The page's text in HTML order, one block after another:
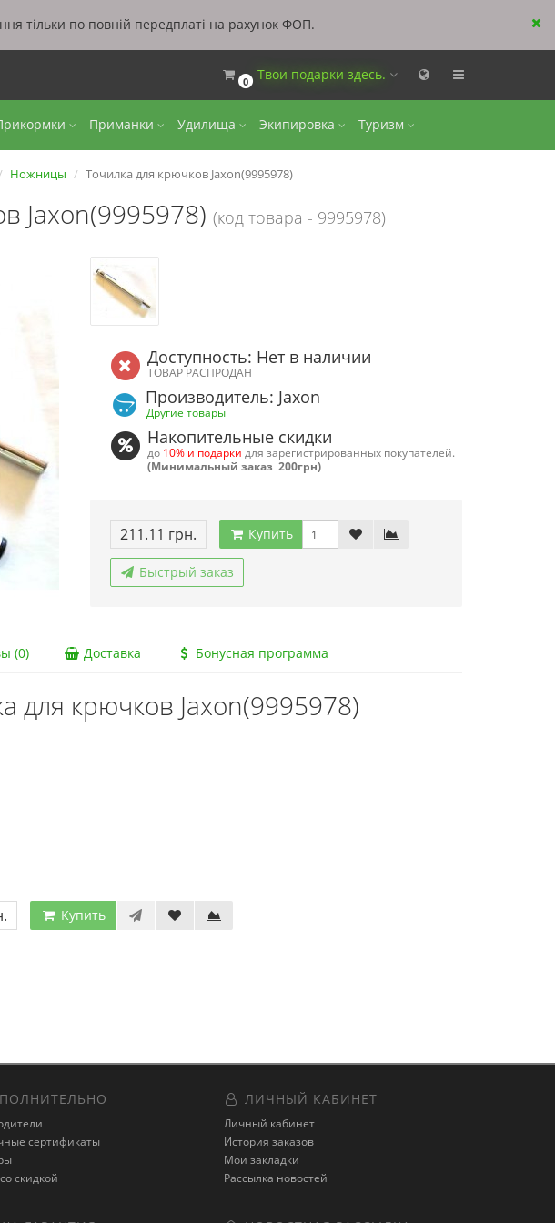
тільки по повній передплаті на рахунок ФОП.
0 Твои подарки здесь.
Приманки Удилища Экипировка Туризм
Ножницы Точилка для крючков Jaxon(9995978)
Jaxon(9995978) (код товара - 9995978)
Доступность: Нет в наличии
ТОВАР РАСПРОДАН
Производитель: Jaxon
Другие товары
Накопительные скидки
до 10% и подарки для зарегистрированных покупателей.
(Минимальный заказ 200грн)
211.11 грн. Купить
Быстрый заказ
(0) Доставка Бонусная программа
для крючков Jaxon(9995978)
Купить
сертификаты
скидкой
ЛИЧНЫЙ КАБИНЕТ
Личный кабинет
История заказов
Мои закладки
Рассылка новостей